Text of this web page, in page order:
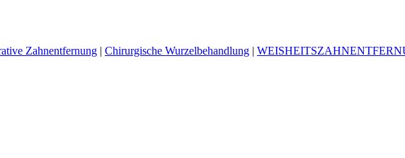
Zahnentfernung | Chirurgische Wurzelbehandlung |